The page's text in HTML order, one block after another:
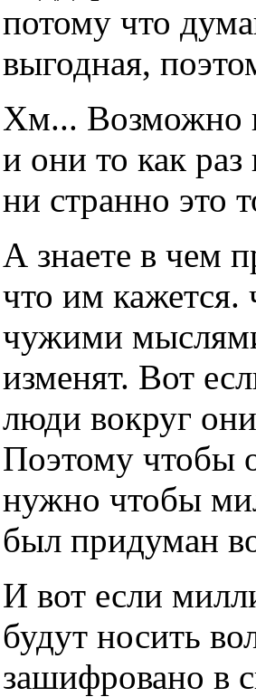
потому что
выгодная,
Хм... Возможно
и они то как
ни странно это
А знаете в чем
что им
чужими
изменят. Вот
люди вокруг
Поэтому чтобы
нужно чтобы
был придуман
И вот если
будут носить
зашифровано в